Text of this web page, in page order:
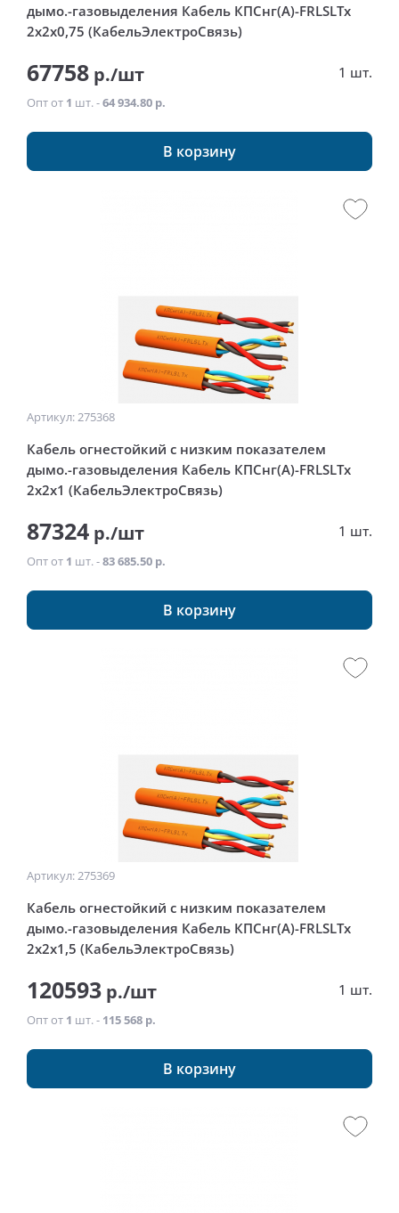
дымо.-газовыделения Кабель КПСнг(А)-FRLSLTx
2x2x0,75 (КабельЭлектроСвязь)
67758 р./шт 1 шт.
Опт от 1 шт. -64 934.80 р.
В корзину
Артикул: 275368
Кабель огнестойкий с низким показателем
дымо.-газовыделения Кабель КПСнг(А)-FRLSLTx
2x2x1 (КабельЭлектроСвязь)
87324 р./шт 1 шт.
Опт от 1 шт. -83 685.50 р.
В корзину
Артикул: 275369
Кабель огнестойкий с низким показателем
дымо.-газовыделения Кабель КПСнг(А)-FRLSLTx
2x2x1,5 (КабельЭлектроСвязь)
120593 р./шт 1 шт.
Опт от 1 шт. - 115 568 р.
В корзину